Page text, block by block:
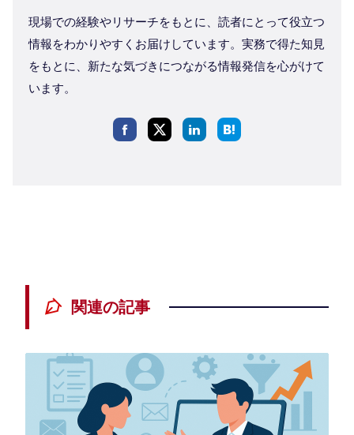
現場での経験やリサーチをもとに、読者にとって役立つ
情報をわかりやすくお届けしています。実務で得た知見
をもとに、新たな気づきにつながる情報発信を心がけて
います。
関連の記事